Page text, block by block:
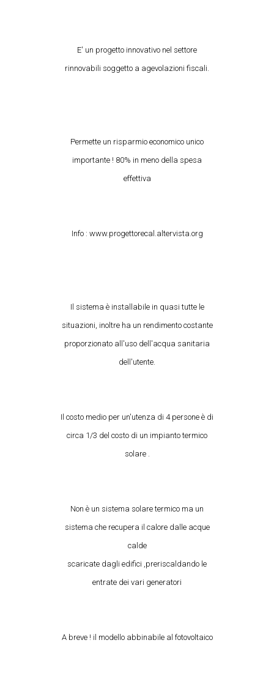
E' un progetto innovativo nel settore
rinnovabili soggetto a agevolazioni fiscali.
Permette un risparmio economico unico
importante ! 80% in meno della spesa
effettiva
Info : www.progettorecal.altervista.org
Il sistema è installabile in quasi tutte le
situazioni, inoltre ha un rendimento costante
proporzionato all'uso dell'acqua sanitaria
dell'utente.
Il costo medio per un'utenza di 4 persone è di
circa 1/3 del costo di un impianto termico
solare .
Non è un sistema solare termico ma un
sistema che recupera il calore dalle acque
calde
scaricate dagli edifici ,preriscaldando le
entrate dei vari generatori
A breve ! il modello abbinabile al fotovoltaico